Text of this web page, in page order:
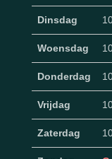
Dinsdag
Woensdag
Donderdag
Vrijdag
Zaterdag